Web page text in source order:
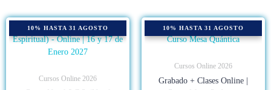
10% HASTA 31 AGOSTO
Cursos Online 2026
10% HASTA 31 AGOSTO
Cursos Online 2026
Grabado + Clases Online |